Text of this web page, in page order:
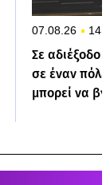
07.08.26
Σε αδιέξοδο
σε έναν
μπορεί να